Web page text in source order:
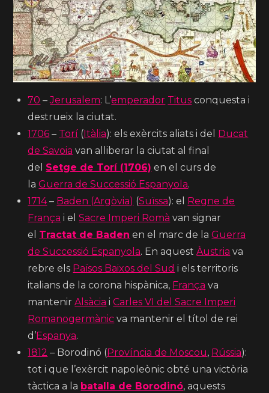
70 –Jerusalem: L’emperador Titus conquesta i
destrueix la ciutat.
1706 – Torí ( Itàlia): els exèrcits aliats i del
Ducat
de Savoia van alliberar la ciutat al final
del Setge de Torí (1706) en el curs de
laGuerra de Successió Espanyola.
1714– Baden (Argòvia) (Suïssa): el
Regne de
França i elSacre Imperi Romà van signar
el Tractat de Baden en el marc de laGuerra
de Successió Espanyola. En aquestÀustria va
rebre els Països Baixos del Sud i els territoris
italians de la corona hispànica, França va
mantenirAlsàcia iCarles VI del Sacre Imperi
Romanogermànic va mantenir el títol de rei
d’Espanya.
1812 – Borodinó (Província de Moscou, Rússia):
tot i que l’exèrcit napoleònic obté una victòria
tàctica a la batalla de Borodinó, aquests